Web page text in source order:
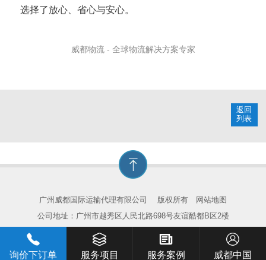
选择了放心、省心与安心。
威都物流 - 全球物流解决方案专家
返回
列表
广州威都国际运输代理有限公司 版权所有
网站地图
公司地址：广州市越秀区人民北路698号友谊酷都B区2楼
询价下订单 服务项目 服务案例 威都中国